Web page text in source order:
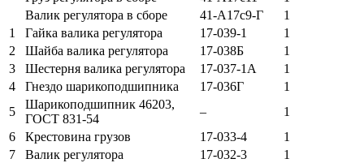
Валик регулятора в сборе
41-А17с9-Г
1
1
Гайка валика регулятора 17-039-1
1
2
Шайба валика регулятора 17-038Б
1
3
Шестерня валика регулятора 17-037-1А
1
4
Гнездо шарикоподшипника 17-036Г
1
5
Шарикоподшипник 46203,
ГОСТ 831-54
–
1
6
Крестовина грузов 17-033-4
1
7
Валик регулятора 17-032-3
1